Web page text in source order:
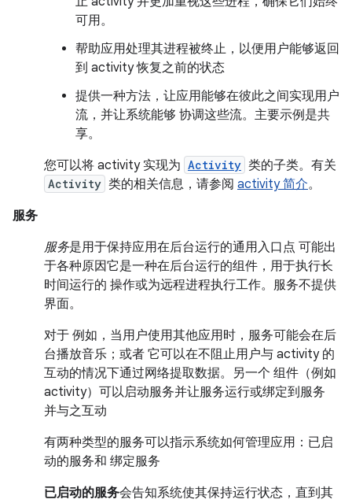
可用。
帮助应用处理其进程被终止，以便用户能够返回
到 activity 恢复之前的状态
提供一种方法，让应用能够在彼此之间实现用户
流，并让系统能够 协调这些流。主要示例是共
享。
您可以将 activity 实现为 Activity 类的子类。有关
Activity 类的相关信息，请参阅 activity 简介。
服务
服务是用于保持应用在后台运行的通用入口点 可能出
于各种原因它是一种在后台运行的组件，用于执行长
时间运行的 操作或为远程进程执行工作。服务不提供
界面。
对于 例如，当用户使用其他应用时，服务可能会在后
台播放音乐；或者 它可以在不阻止用户与 activity 的
互动的情况下通过网络提取数据。另一个 组件（例如
activity）可以启动服务并让服务运行或绑定到服务
并与之互动
有两种类型的服务可以指示系统如何管理应用：已启
动的服务和 绑定服务
已启动的服务会告知系统使其保持运行状态，直到其